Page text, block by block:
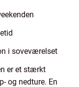
i soveværelset
er et stærkt
og nedture. En